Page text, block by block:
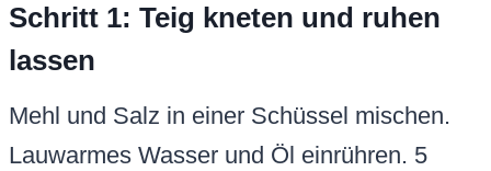
Schritt 1: Teig kneten und ruhen
lassen
Mehl und Salz in einer Schüssel mischen.
Lauwarmes Wasser und Öl einrühren. 5